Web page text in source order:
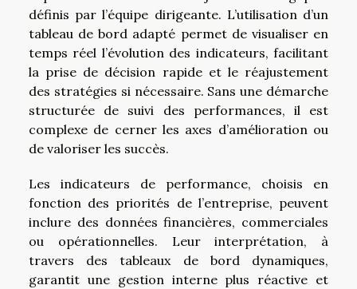
définis par l’équipe dirigeante. L’utilisation d’un
tableau de bord adapté permet de visualiser en
temps réel l’évolution des indicateurs, facilitant
la prise de décision rapide et le réajustement
des stratégies si nécessaire. Sans une démarche
structurée de suivi des performances, il est
complexe de cerner les axes d’amélioration ou
de valoriser les succès.
Les indicateurs de performance, choisis en
fonction des priorités de l’entreprise, peuvent
inclure des données financières, commerciales
ou opérationnelles. Leur interprétation, à
travers des tableaux de bord dynamiques,
garantit une gestion interne plus réactive et